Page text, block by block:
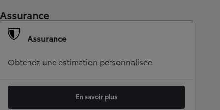
Assurance
Assurance
Obtenez une estimation personnalisée
En savoir plus